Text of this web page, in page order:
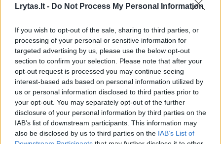
Lrytas.lt - Do Not Process My Personal Information
If you wish to opt-out of the sale, sharing to third parties, or
processing of your personal or sensitive information for
targeted advertising by us, please use the below opt-out
section to confirm your selection. Please note that after your
opt-out request is processed you may continue seeing
interest-based ads based on personal information utilized by
us or personal information disclosed to third parties prior to
your opt-out. You may separately opt-out of the further
disclosure of your personal information by third parties on the
IAB’s list of downstream participants. This information may
also be disclosed by us to third parties on the IAB’s List of
Visi įrašai
Žiūrimiausi įrašai
00:00:30
Vaizdai iš tragiškos avarijos Vilniaus r.: dviejų moterų ir
vaiko gyvybių išgelbėti nepavyko
Žinios Lietuvos diena